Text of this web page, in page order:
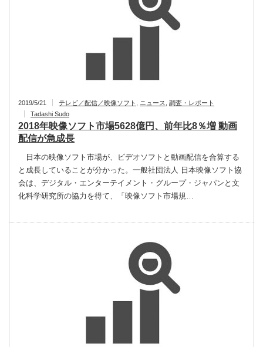
2019/5/21 テレビ／配信／映像ソフト ニュース
調査・レポート
Tadashi Sudo
2018年映像ソフト市場5628億円、前年比8％増 動画
配信が急成長
日本の映像ソフト市場が、ビデオソフトと動画配信を合算する
と成長していることが分かった。一般社団法人 日本映像ソフト協
会は、デジタル・エンターテイメント・グループ・ジャパンと文
化科学研究所の協力を得て、「映像ソフト市場規…